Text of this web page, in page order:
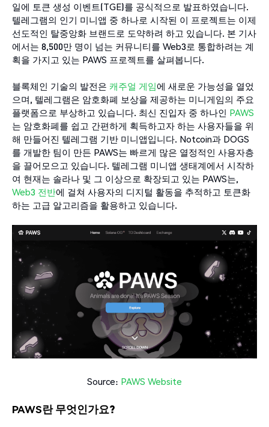
일에 토큰 생성 이벤트(TGE)를 공식적으로 발표하였습니다.
텔레그램의 인기 미니앱 중 하나로 시작된 이 프로젝트는 이제
선도적인 탈중앙화 브랜드로 도약하려 하고 있습니다. 본 기사
에서는 8,500만 명이 넘는 커뮤니티를 Web3로 통합하려는 계
획을 가지고 있는 PAWS 프로젝트를 살펴봅니다.
블록체인 기술의 발전은 캐주얼 게임에 새로운 가능성을 열었
으며, 텔레그램은 암호화폐 보상을 제공하는 미니게임의 주요
플랫폼으로 부상하고 있습니다. 최신 진입자 중 하나인 PAWS
는 암호화폐를 쉽고 간편하게 획득하고자 하는 사용자들을 위
해 만들어진 텔레그램 기반 미니앱입니다. Notcoin과 DOGS
를 개발한 팀이 만든 PAWS는 빠르게 많은 열정적인 사용자층
을 끌어모으고 있습니다. 텔레그램 미니앱 생태계에서 시작하
여 현재는 솔라나 및 그 이상으로 확장되고 있는 PAWS는,
Web3 전반에 걸쳐 사용자의 디지털 활동을 추적하고 토큰화
하는 고급 알고리즘을 활용하고 있습니다.
Source: PAWS Website
PAWS란 무엇인가요?